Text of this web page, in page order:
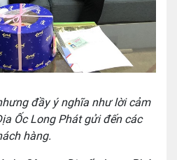
đầy ý nghĩa như lời cảm
Ốc Long Phát gửi đến các
hàng.